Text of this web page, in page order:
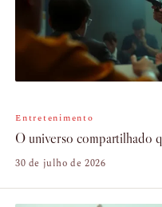
Entretenimento
O universo compartilhado
30 de julho de 2026